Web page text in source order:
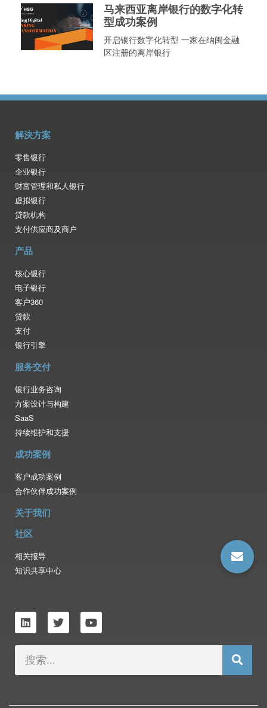
马来西亚离岸银行的数字化转
型成功案例
开启银行数字化转型 一家在纳闽金融
区注册的离岸银行
解決方案
零售银行
企业银行
财富管理和私人银行
虚拟银行
贷款机构
支付供应商及商户
产品
核心银行
电子银行
客户360
贷款
支付
银行引擎
服务交付
银行业务咨询
方案设计与构建
SaaS
持续维护和支援
成功案例
客户成功案例
合作伙伴成功案例
关于我们
社区
相关报导
知识共享中心